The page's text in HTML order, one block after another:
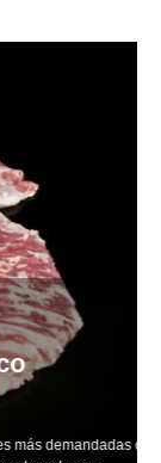
demandadas del